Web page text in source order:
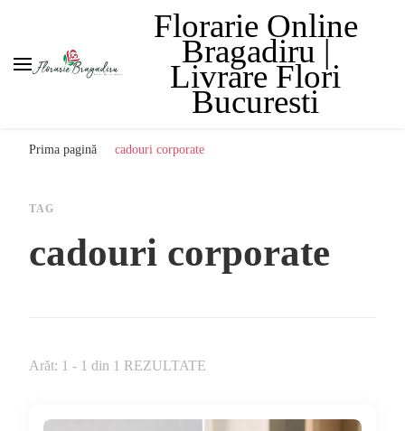
Florarie Online
Bragadiru |
Livrare Flori
Bucuresti
Prima pagină cadouri corporate
TAG
cadouri corporate
Arăt: 1 - 1 din 1 REZULTATE